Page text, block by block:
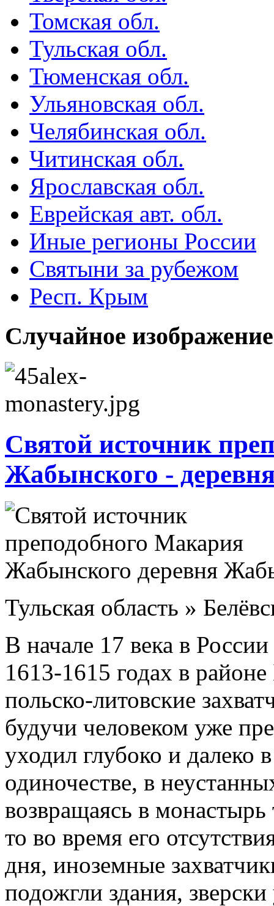
Томская обл.
Тульская обл.
Тюменская обл.
Ульяновская обл.
Челябинская обл.
Читинская обл.
Ярославская обл.
Еврейская авт. обл.
Иные регионы России
Святыни за рубежом
Респ. Крым
Случайное изображение
Святой источник
Жабынского -
Тульская область »
В начале 17 века в
1613-1615 годах в районе
польско-литовские
будучи человеком уже
уходил глубоко и далеко
одиночестве, в
возвращаясь в монастырь
то во время его
дня, иноземные
подожгли здания,